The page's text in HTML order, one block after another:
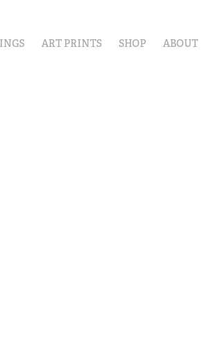
ART PRINTS SHOP ABOUT